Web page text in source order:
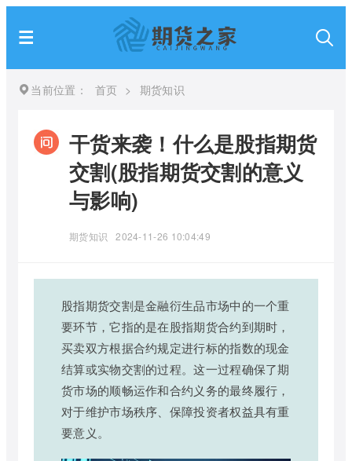
当前位置： 首页 > 期货知识
干货来袭！什么是股指期货
交割(股指期货交割的意义
与影响)
期货知识 2024-11-26 10:04:49
股指期货交割是金融衍生品市场中的一个重
要环节，它指的是在股指期货合约到期时，
买卖双方根据合约规定进行标的指数的现金
结算或实物交割的过程。这一过程确保了期
货市场的顺畅运作和合约义务的最终履行，
对于维护市场秩序、保障投资者权益具有重
要意义。